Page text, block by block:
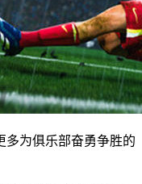
多为俱乐部奋勇争胜的